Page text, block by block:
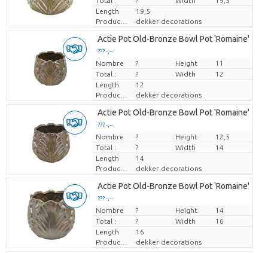
Length
19,5
Producteur
dekker decorations
Actie Pot Old-Bronze Bowl Pot 'Romaine'
??? -,--
Prix par pièce
Nombre ? Height
11
Total :
? Width
12
Length
12
Producteur
dekker decorations
Actie Pot Old-Bronze Bowl Pot 'Romaine'
??? -,--
Prix par pièce
Nombre ? Height
12,5
Total :
? Width
14
Length
14
Producteur
dekker decorations
Actie Pot Old-Bronze Bowl Pot 'Romaine'
??? -,--
Prix par pièce
Nombre ? Height
14
Total :
? Width
16
Length
16
Producteur
dekker decorations